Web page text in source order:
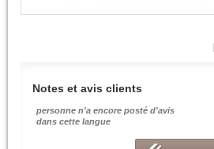
Notes et avis clients
personne n'a encore posté d'avis
dans cette langue